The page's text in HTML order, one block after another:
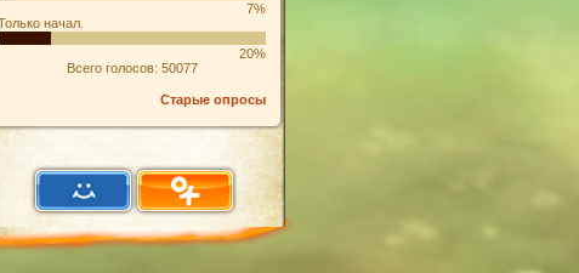
7%
начал.
20%
Всего голосов: 50077
Старые опросы